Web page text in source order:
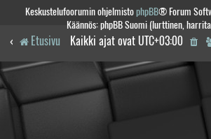
Keskustelufoorumin ohjelmistophpBB® Forum
Käännös: phpBB Suomi (lurttinen,
Etusivu Kaikki ajat ovat UTC+03:00